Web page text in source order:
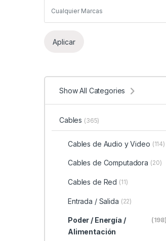
Aplicar
Show All Categories
Cables (365)
Cables de Audio y Video (114)
Cables de Computadora (20)
Cables de Red (11)
Entrada / Salida (22)
Poder / Energía /
Alimentación
(198)